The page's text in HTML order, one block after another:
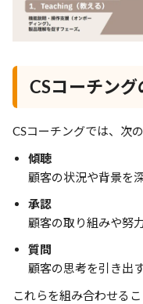
CSコーチン
CSコーチングでは、次
傾聴
顧客の状況や背景を
承認
顧客の取り組みや努
質問
顧客の思考を引き出
これらを組み合わせる